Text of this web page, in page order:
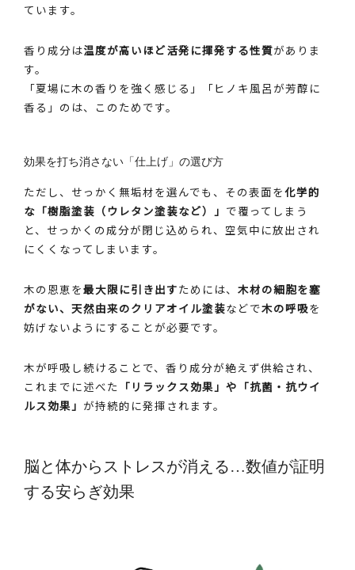
ています。
香り成分は温度が高いほど活発に揮発する性質がありま
す。
「夏場に木の香りを強く感じる」「ヒノキ風呂が芳醇に
香る」のは、このためです。
効果を打ち消さない「仕上げ」の選び方
ただし、せっかく無垢材を選んでも、その表面を化学的
な「樹脂塗装（ウレタン塗装など）」 で覆ってしまう
と、せっかくの成分が閉じ込められ、空気中に放出され
にくくなってしまいます。
木の恩恵を最大限に引き出すためには、木材の細胞を塞
がない、天然由来のクリアオイル塗装などで木の呼吸を
妨げないようにすることが必要です。
木が呼吸し続けることで、香り成分が絶えず供給され、
これまでに述べた 「リラックス効果」や「抗菌・抗ウイ
ルス効果」 が持続的に発揮されます。
脳と体からストレスが消える…数値が証明
する安らぎ効果